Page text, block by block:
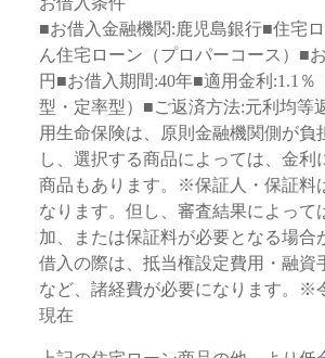
■お借入金融機関:鹿児島銀行■住宅
ん住宅ローン（プロパーコース）■
円■お借入期間:40年■適用金利:1.1％
型・定率型）■ご返済方法:元利均
用生命保険は、原則金融機関側が
し、選択する商品によっては、金利
商品もあります。※保証人・保証料
なります。但し、審査結果によって
加、または保証料が必要となる場合
借入の際は、抵当権設定費用・融資
など、諸経費が必要になります。※
現在